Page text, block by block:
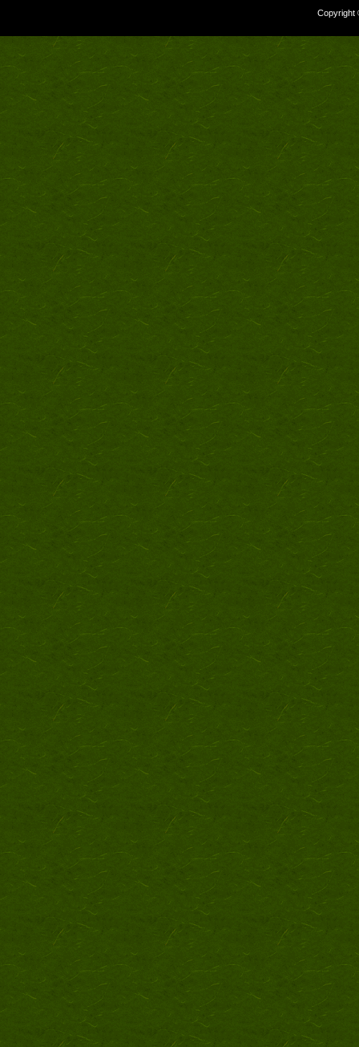
Copyright